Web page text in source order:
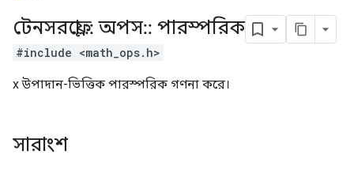
টেনসরফ্লো:: অপস:: পারস্পরিক
#include <math_ops.h>
x উপাদান-ভিত্তিক পারস্পরিক গণনা করে।
সারাংশ